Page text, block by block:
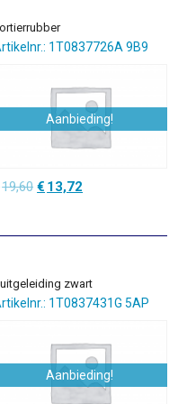
1T0837726A 9B9
Aanbieding!
19,60 Oorspronkelijke
€19,60.
€ 13,72
€13,72.
zwart
1T0837431G 5AP
Aanbieding!